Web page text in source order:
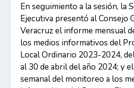
En seguimiento a la sesión, la
Ejecutiva presentó al Consejo
Veracruz el informe mensual
los medios informativos del
Local Ordinario 2023-2024,
al 30 de abril del año 2024; y
semanal del monitoreo a los